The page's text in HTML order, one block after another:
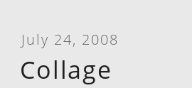
July 24, 2008
Collage